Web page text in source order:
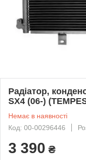
Радіатор,
SX4 (06-)
Немає в наявності
Код: 00-00296446
3 390 ₴